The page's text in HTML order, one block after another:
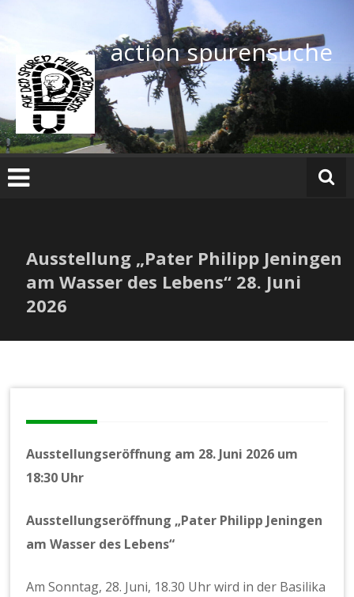
action spurensuche
Ausstellung „Pater Philipp Jeningen
am Wasser des Lebens“ 28. Juni
2026
Ausstellungseröffnung am 28. Juni 2026 um
18:30 Uhr
Ausstellungseröffnung „Pater Philipp Jeningen
am Wasser des Lebens“
Am Sonntag, 28. Juni, 18.30 Uhr wird in der Basilika